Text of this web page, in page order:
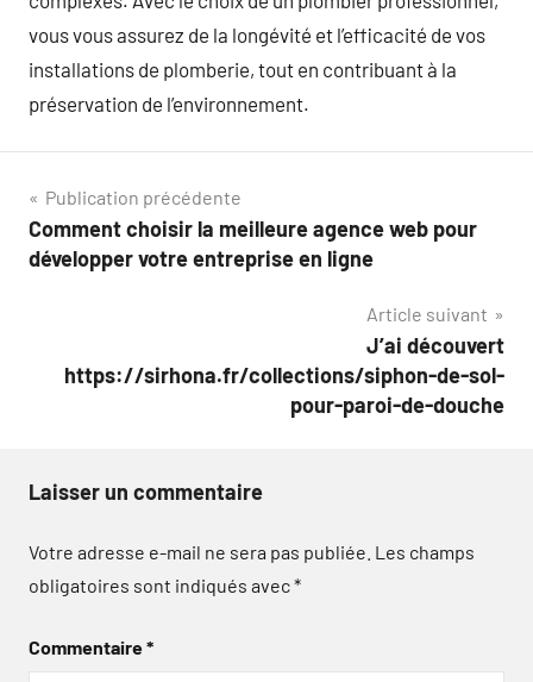
vous vous assurez de la longévité et l’efficacité de vos
installations de plomberie, tout en contribuant à la
préservation de l’environnement.
Navigation
de
Publication précédente
Comment choisir la meilleure agence web pour
développer votre entreprise en ligne
Article suivant
J’ai découvert
https://sirhona.fr/collections/siphon-de-sol-
pour-paroi-de-douche
Laisser un commentaire
Votre adresse e-mail ne sera pas publiée. Les champs
obligatoires sont indiqués avec*
Commentaire*